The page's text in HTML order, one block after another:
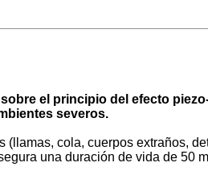
el principio del efecto
severos.
cola, cuerpos extraños,
una duración de vida de 50